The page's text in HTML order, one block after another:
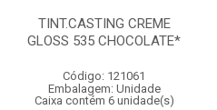
TINT.CASTING CREME
GLOSS 535 CHOCOLATE*
Código: 121061
Embalagem: Unidade
Caixa contém 6 unidade(s)